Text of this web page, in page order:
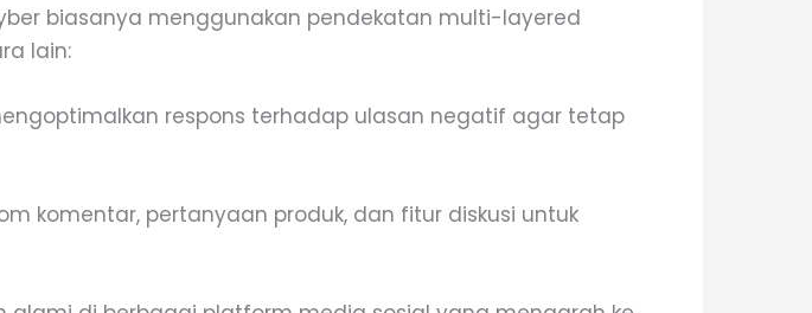
biasanya menggunakan pendekatan multi-layered
lain:
respons terhadap ulasan negatif agar tetap
komentar, pertanyaan produk, dan fitur diskusi untuk